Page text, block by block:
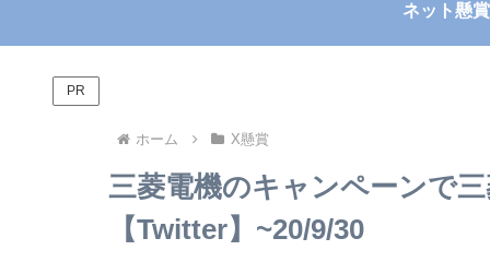
ネット懸賞
PR
ホーム X懸賞
三菱電機のキャンペーンで
【Twitter】~20/9/30